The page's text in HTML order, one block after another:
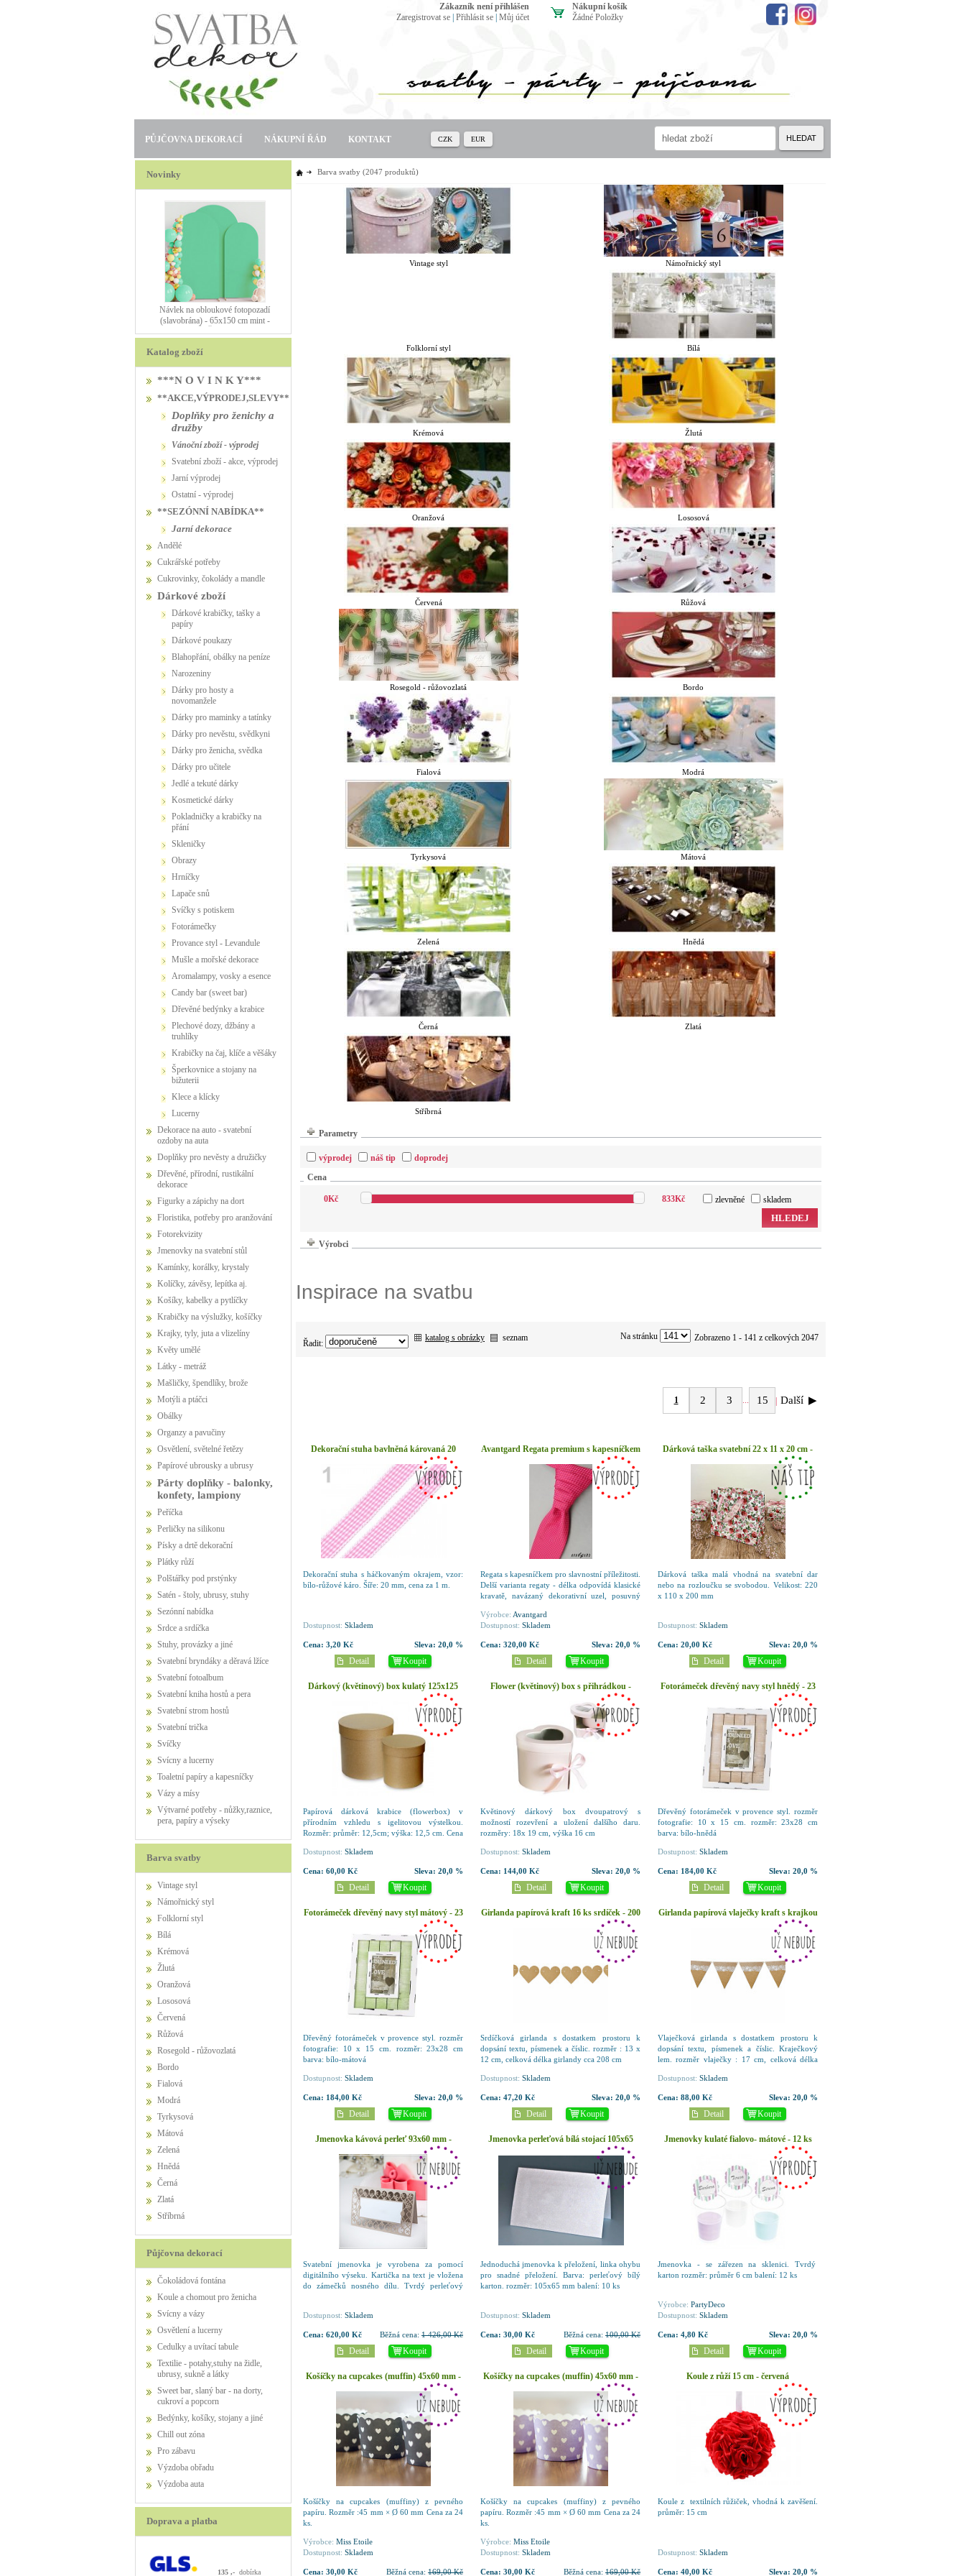
Novinky
Návlek na obloukové fotopozadí
(slavobrána) - 120x200 cm zlatý -
PŮJČOVNA
Katalog zboží
***N O V I N K Y***
**AKCE,VÝPRODEJ,SLEVY**
Doplňky pro ženichy a
družby
vánoční zboží - výprodej
svatební zboží - akce, výprodej
jarní výprodej
ostatní - výprodej
**SEZÓNNÍ NABÍDKA**
jarní dekorace
Andělé
Cukrářské potřeby
Cukrovinky, čokolády a mandle
Dárkové zboží
Dárkové krabičky, tašky a
papíry
Dárkové poukazy
Blahopřání, obálky na peníze
Narozeniny
Dárky pro hosty a
novomanžele
Dárky pro maminky a tatínky
Dárky pro nevěstu, svědkyni
Dárky pro ženicha, svědka
Dárky pro učitele
Jedlé a tekuté dárky
Kosmetické dárky
Pokladničky a krabičky na
přání
Skleničky
Obrazy
Hrníčky
Lapače snů
Svíčky s potiskem
Fotorámečky
Provance styl - Levandule
Mušle a mořské dekorace
Aromalampy, vosky a esence
Candy bar (sweet bar)
Dřevěné bedýnky a krabice
Plechové dozy, džbány a
truhlíky
Krabičky na čaj, klíče a věšáky
Šperkovnice a stojany na
bižuterii
Klece a klícky
Lucerny
Dekorace na auto - svatební
ozdoby na auta
Doplňky pro nevěsty a družičky
Dřevěné, přírodní, rustikální
dekorace
Figurky a zápichy na dort
Floristika, potřeby pro aranžování
Fotorekvizity
Jmenovky na svatební stůl
Kamínky, korálky, krystaly
Kolíčky, závěsy, lepítka aj.
Košíky, kabelky a pytlíčky
Krabičky na výslužky, košíčky
Krajky, tyly, juta a vlizelíny
Květy umělé
Látky - metráž
Mašličky, špendlíky, brože
Motýli a ptáčci
Obálky
Organzy a pavučiny
Osvětlení, světelné řetězy
Papírové ubrousky a ubrusy
Párty doplňky - balonky,
konfety, lampiony
Peříčka
Perličky na silikonu
Písky a drtě dekorační
Plátky růží
Polštářky pod prstýnky
Satén - štoly, ubrusy, stuhy
Sezónní nabídka
Srdce a srdíčka
Stuhy, provázky a jiné
Svatební bryndáky a děravá lžíce
Svatební fotoalbum
Svatební kniha hostů a pera
Svatební strom hostů
Svatební trička
Svíčky
Svícny a lucerny
Toaletní papíry a kapesníčky
Vázy a mísy
Výtvarné potřeby - nůžky,raznice,
pera, papíry a výseky
Barva svatby
Vintage styl
Námořnický styl
Folklorní styl
Bílá
Krémová
Žlutá
Oranžová
Lososová
Červená
Růžová
Rosegold - růžovozlatá
Bordo
Fialová
Modrá
Tyrkysová
Mátová
Zelená
Hnědá
Černá
Zlatá
Stříbrná
Půjčovna dekorací
Čokoládová fontána
Koule a chomout pro ženicha
Svícny a vázy
Osvětlení a lucerny
Cedulky a uvítací tabule
Textilie - potahy,stuhy na židle,
ubrusy, sukně a látky
Sweet bar, slaný bar - na dorty,
cukroví a popcorn
Bedýnky, košíky, stojany a jiné
Chill out zóna
Pro zábavu
výzdoba obřadu
výzdoba auta
Doprava a platba
135 ,- dobírka
Barva svatby (2047 produktů)
Vintage styl Námořnický styl
Folklorní styl Bílá
Krémová Žlutá
Oranžová Lososová
Červená Růžová
Rosegold - růžovozlatá Bordo
Fialová Modrá
Tyrkysová Mátová
Zelená Hnědá
Černá Zlatá
Stříbrná
Parametry
výprodej náš tip
doprodej
Cena
0Kč 833Kč zlevněné skladem
HLEDEJ
Výrobci
Inspirace na svatbu
Řadit:
katalog s obrázky seznam Zobrazeno 1 - 141 z celkových 2047
Na stránku
1 2 3 15 Další ▶
Dekorační stuha bavlněná károvaná 20
Dekorační stuha s háčkovaným okrajem, vzor:
bílo-růžové káro. Šíře: 20 mm, cena za 1 m.
Dostupnost: Skladem
Cena: 3,20 Kč Sleva: 20,0 %
Koupit
Detail
Avantgard Regata premium s kapesníčkem
Regata s kapesníčkem pro slavnostní příležitosti.
Delší varianta regaty - délka odpovídá klasické
kravatě, navázaný dekorativní uzel, posuvný
polyester
Výrobce: Avantgard
Dostupnost: Skladem
Cena: 320,00 Kč Sleva: 20,0 %
Koupit
Detail
Dárková taška svatební 22 x 11 x 20 cm -
Dárková taška malá vhodná na svatební dar
nebo na rozloučku se svobodou. Velikost: 220
x 110 x 200 mm
Dostupnost: Skladem
Cena: 20,00 Kč Sleva: 20,0 %
Koupit
Detail
Dárkový (květinový) box kulatý 125x125
Papírová dárková krabice (flowerbox) v
přírodním vzhledu s igelitovou výstelkou.
Rozměr: průměr: 12,5cm; výška: 12,5 cm. Cena
Dostupnost: Skladem
Cena: 60,00 Kč Sleva: 20,0 %
Koupit
Detail
Flower (květinový) box s přihrádkou -
Květinový dárkový box dvoupatrový s
možností rozevření a uložení dalšího daru.
rozměry: 18x 19 cm, výška 16 cm
Dostupnost: Skladem
Cena: 144,00 Kč Sleva: 20,0 %
Koupit
Detail
Fotorámeček dřevěný navy styl hnědý - 23
Dřevěný fotorámeček v provence styl. rozměr
fotografie: 10 x 15 cm. rozměr: 23x28 cm
barva: bílo-hnědá
Dostupnost: Skladem
Cena: 184,00 Kč Sleva: 20,0 %
Koupit
Detail
Fotorámeček dřevěný navy styl mátový - 23
Dřevěný fotorámeček v provence styl. rozměr
fotografie: 10 x 15 cm. rozměr: 23x28 cm
barva: bílo-mátová
Dostupnost: Skladem
Cena: 184,00 Kč Sleva: 20,0 %
Koupit
Detail
Girlanda papírová kraft 16 ks srdíček - 200
Srdíčková girlanda s dostatkem prostoru k
dopsání textu, písmenek a číslic. rozměr : 13 x
12 cm, celková délka girlandy cca 208 cm
Dostupnost: Skladem
Cena: 47,20 Kč Sleva: 20,0 %
Koupit
Detail
Girlanda papírová vlaječky kraft s krajkou
Vlaječková girlanda s dostatkem prostoru k
dopsání textu, písmenek a číslic. Kraječkový
lem. rozměr vlaječky : 17 cm, celková délka
Dostupnost: Skladem
Cena: 88,00 Kč Sleva: 20,0 %
Koupit
Detail
Jmenovka kávová perleť 93x60 mm -
Svatební jmenovka je vyrobena za pomocí
digitálního výseku. Kartička na text je vložena
do zámečků nosného dílu. Tvrdý perleťový
Dostupnost: Skladem
Cena: 620,00 Kč Běžná cena: 1 426,00 Kč
Koupit
Detail
Jmenovka perleťová bílá stojací 105x65
Jednoduchá jmenovka k přeložení, linka ohybu
pro snadné přeložení. Barva: perleťový bílý
karton. rozměr: 105x65 mm balení: 10 ks
Dostupnost: Skladem
Cena: 30,00 Kč Běžná cena: 100,00 Kč
Koupit
Detail
Jmenovky kulaté fialovo- mátové - 12 ks
Jmenovka - se zářezen na sklenici. Tvrdý
karton rozměr: průměr 6 cm balení: 12 ks
Výrobce: PartyDeco
Dostupnost: Skladem
Cena: 4,80 Kč Sleva: 20,0 %
Koupit
Detail
Košíčky na cupcakes (muffin) 45x60 mm -
černý se srdíčky - 24 ks
Košíčky na cupcakes (muffiny) z pevného
papíru. Rozměr :45 mm × Ø 60 mm Cena za 24
ks.
Výrobce: Miss Etoile
Dostupnost: Skladem
Cena: 30,00 Kč Běžná cena: 169,00 Kč
Košíčky na cupcakes (muffin) 45x60 mm -
sv.fialový se srdíčky - 24 ks
Košíčky na cupcakes (muffiny) z pevného
papíru. Rozměr :45 mm × Ø 60 mm Cena za 24
ks.
Výrobce: Miss Etoile
Dostupnost: Skladem
Cena: 30,00 Kč Běžná cena: 169,00 Kč
Koule z růží 15 cm - červená
Koule z textilních růžiček, vhodná k zavěšení.
průměr: 15 cm
Dostupnost: Skladem
Cena: 40,00 Kč Sleva: 20,0 %
Nákupní košík
Žádné Položky
zákazník není přihlášen
Zaregistrovat se Přihlásit se Můj účet
PŮJČOVNA DEKORACÍ NÁKUPNÍ ŘÁD KONTAKT CZK EUR HLEDAT